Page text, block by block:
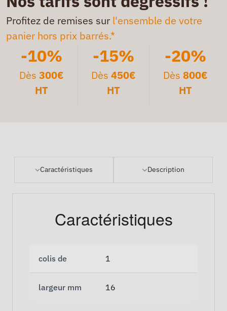
Profitez de remises sur l'ensemble de votre
panier hors prix barrés.*
-10%
Dès300€
HT
-15%
Dès 450€
HT
-20%
Dès 800€
HT
Caractéristiques Description
Caractéristiques
colis de 1
largeur mm 16